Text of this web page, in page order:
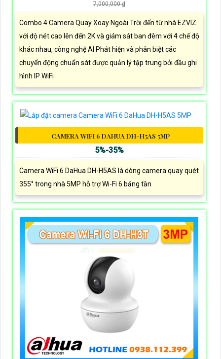
7,000,000 ₫
Combo 4 Camera Quay Xoay Ngoài Trời đến từ nhà EZVIZ
với độ nét cao lên đến 2K và giám sát ban đêm với 4 chế độ
khác nhau, công nghệ AI Phát hiện và phân biệt các
chuyển động chuẩn sát được quản lý tập trung bởi đầu ghi
hình IP WiFi
CAMERA WIFI 6 DAHUA DH-H5AS 5MP
5%-35%
Camera WiFi 6 DaHua DH-H5AS là dòng camera quay quét
355° trong nhà 5MP hỗ trợ Wi-Fi 6 băng tần